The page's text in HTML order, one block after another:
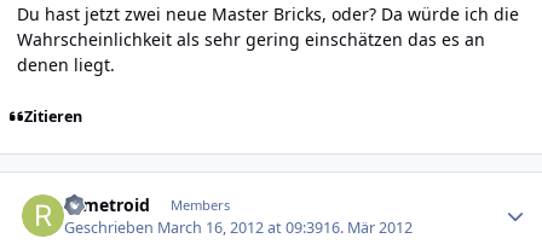
Du hast jetzt zwei neue Master Bricks, oder? Da würde ich die
Wahrscheinlichkeit als sehr gering einschätzen das es an
denen liegt.
Zitieren
rifmetroid Members
Geschrieben March 16, 2012 at 09:3916. Mär 2012